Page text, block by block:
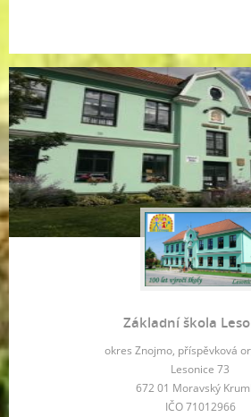
Základní škola
okres Znojmo, příspěvková
Lesonice 73
672 01 Moravský
IČO 71012966